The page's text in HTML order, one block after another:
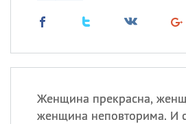
Женщина прекрасна,
женщина неповторима. И